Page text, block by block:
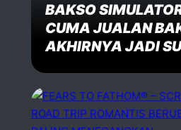
BAKSO
CUMA JUALAN
AKHIRNYA JADI